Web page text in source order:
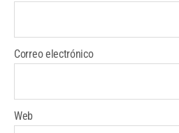
Correo electrónico
Web